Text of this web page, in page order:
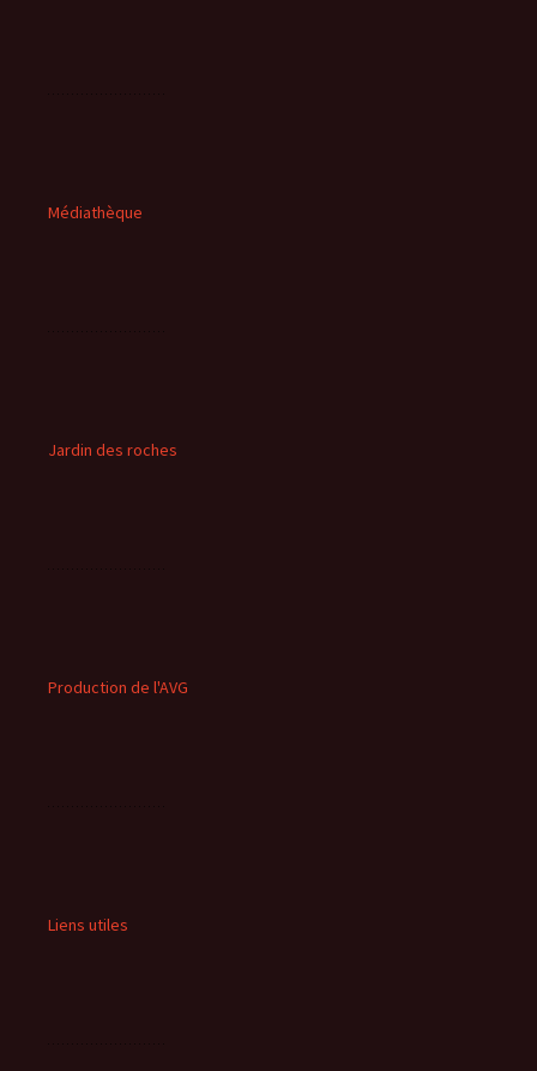
Médiathèque
Jardin des roches
Production de l'AVG
Liens utiles